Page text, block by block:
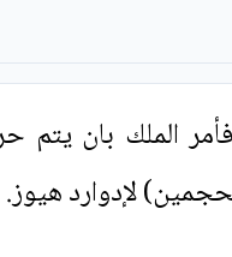
الملك بان يتم
لإدوارد هيوز.